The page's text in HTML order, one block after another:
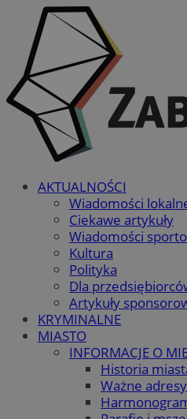
AKTUALNOŚCI
Wiadomości
Ciekawe artykuły
Wiadomości
Kultura
Polityka
Dla
Artykuły
KRYMINALNE
MIASTO
INFORMACJE O
Historia
Ważne